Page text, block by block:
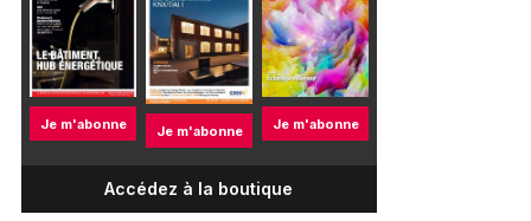
Je m'abonne Je m'abonne Je m'abonne
Accédez à la boutique